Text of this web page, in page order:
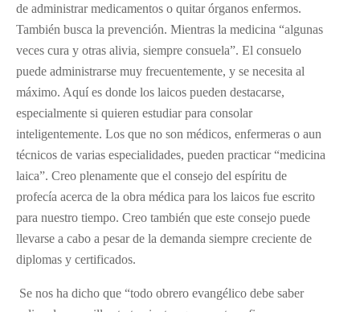
de administrar medicamentos o quitar órganos enfermos.
También busca la prevención. Mientras la medicina “algunas
veces cura y otras alivia, siempre consuela”. El consuelo
puede administrarse muy frecuentemente, y se necesita al
máximo. Aquí es donde los laicos pueden destacarse,
especialmente si quieren estudiar para consolar
inteligentemente. Los que no son médicos, enfermeras o aun
técnicos de varias especialidades, pueden practicar “medicina
laica”. Creo plenamente que el consejo del espíritu de
profecía acerca de la obra médica para los laicos fue escrito
para nuestro tiempo. Creo también que este consejo puede
llevarse a cabo a pesar de la demanda siempre creciente de
diplomas y certificados.
Se nos ha dicho que “todo obrero evangélico debe saber